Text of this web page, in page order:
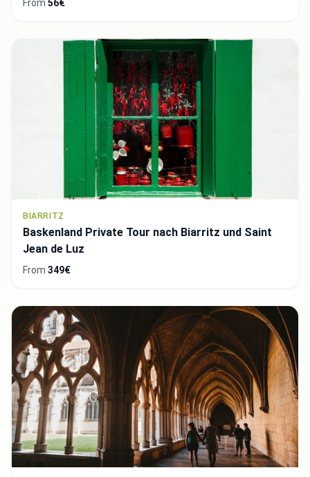
From 56€
BIARRITZ
Baskenland Private Tour nach Biarritz und Saint
Jean de Luz
From 349€